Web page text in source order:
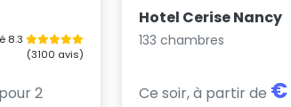
8.3
(3100 avis)
2
Hotel Cerise Nancy
133 chambres
Ce soir, à partir de €